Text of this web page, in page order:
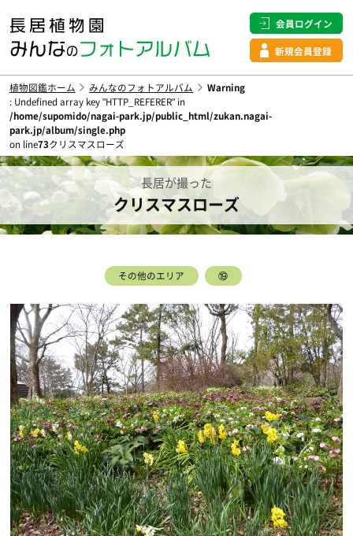
会員ログイン
新規会員登録
植物図鑑ホーム みんなのフォトアルバム
Warning
: Undefined array key "HTTP_REFERER" in
/home/supomido/nagai-park.jp/public_html/zukan.nagai-
park.jp/album/single.php
on line73クリスマスローズ
長居が撮った
クリスマスローズ
その他のエリア ⑲